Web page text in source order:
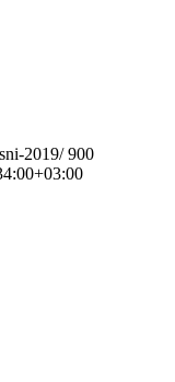
2019/ 900